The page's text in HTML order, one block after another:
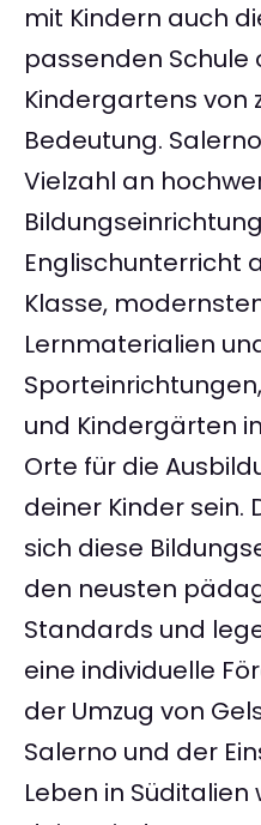
mit Kindern auch
passenden Schule
Kindergartens von
Bedeutung.
Vielzahl an
Englischunterricht
Klasse,
Lernmaterialien
und Kindergärten
Orte für die
deiner Kinder sein.
sich diese
den neusten
Standards und
eine individuelle
der Umzug von
Salerno und der
Leben in